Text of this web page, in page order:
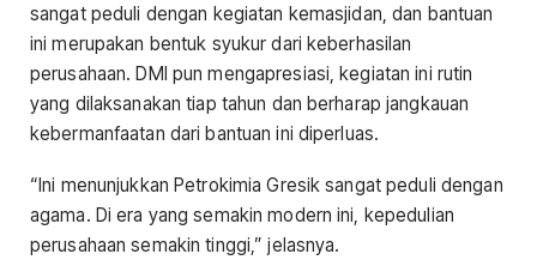
sangat peduli dengan kegiatan kemasjidan, dan bantuan
ini merupakan bentuk syukur dari keberhasilan
perusahaan. DMI pun mengapresiasi, kegiatan ini rutin
yang dilaksanakan tiap tahun dan berharap jangkauan
kebermanfaatan dari bantuan ini diperluas.
“Ini menunjukkan Petrokimia Gresik sangat peduli dengan
agama. Di era yang semakin modern ini, kepedulian
perusahaan semakin tinggi,” jelasnya.